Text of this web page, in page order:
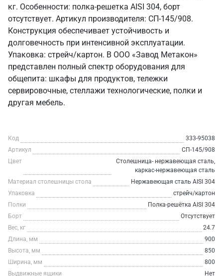
кг. Особенности: полка-решетка AISI 304, борт
отсутствует. Артикул производителя: СП-145/908.
Конструкция обеспечивает устойчивость и
долговечность при интенсивной эксплуатации.
Упаковка: стрейч/картон. В ООО «Завод Метакон»
представлен полный спектр оборудования для
общепита: шкафы для продуктов, тележки
сервировочные, стеллажи технологические, полки и
другая мебель.
Код
333-95038
Артикул
СП-145/908
Цвет
Столешница- нержавеющая сталь,
каркас-нержавеющая сталь
Материал столешницы стола
Нержавеющая сталь AISI 304
Упаковка
стрейч/картон
Полки
Полка-решётка AISI 304
Борт
Отсутствует
Вес, кг
24.7
Длина, мм
900
Высота, мм
850
Ширина, мм
800
Выдвижные ящики
Нет